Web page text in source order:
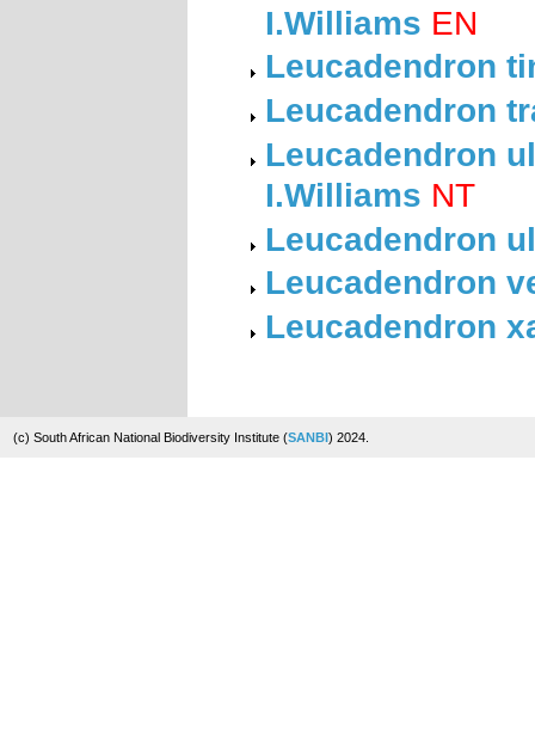
I.Williams EN
Leucadendron
Leucadendron
Leucadendron
I.Williams NT
Leucadendron
Leucadendron
Leucadendron
(c) South African National Biodiversity Institute (SANBI) 2024.